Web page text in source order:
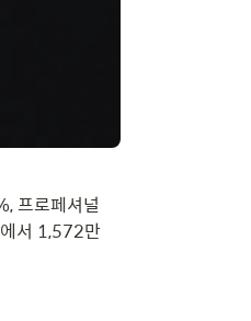
프로페셔널
서 1,572만